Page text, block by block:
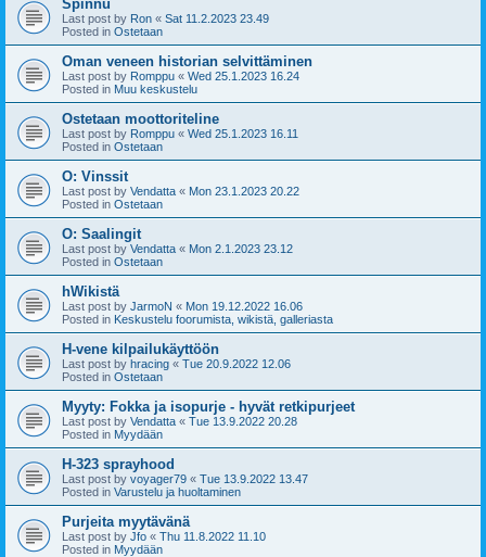
Spinnu
Last post by Ron « Sat 11.2.2023 23.49
Posted in Ostetaan
Oman veneen historian selvittäminen
Last post by Romppu « Wed 25.1.2023 16.24
Posted in Muu keskustelu
Ostetaan moottoriteline
Last post by Romppu « Wed 25.1.2023 16.11
Posted in Ostetaan
O: Vinssit
Last post by Vendatta « Mon 23.1.2023 20.22
Posted in Ostetaan
O: Saalingit
Last post by Vendatta « Mon 2.1.2023 23.12
Posted in Ostetaan
hWikistä
Last post by JarmoN « Mon 19.12.2022 16.06
Posted in Keskustelu foorumista, wikistä, galleriasta
H-vene kilpailukäyttöön
Last post by hracing « Tue 20.9.2022 12.06
Posted in Ostetaan
Myyty: Fokka ja isopurje - hyvät retkipurjeet
Last post by Vendatta « Tue 13.9.2022 20.28
Posted in Myydään
H-323 sprayhood
Last post by voyager79 « Tue 13.9.2022 13.47
Posted in Varustelu ja huoltaminen
Purjeita myytävänä
Last post by Jfo « Thu 11.8.2022 11.10
Posted in Myydään